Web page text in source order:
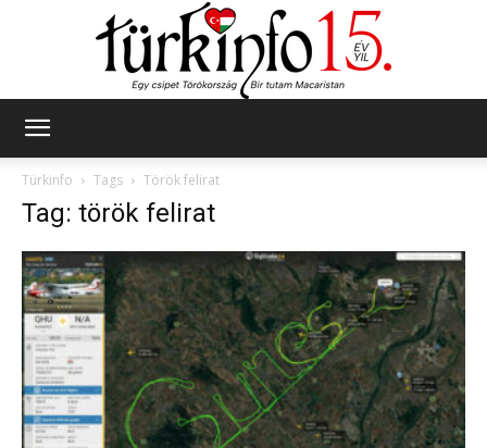
Türkinfo
Tags Török felirat
Tag: török felirat